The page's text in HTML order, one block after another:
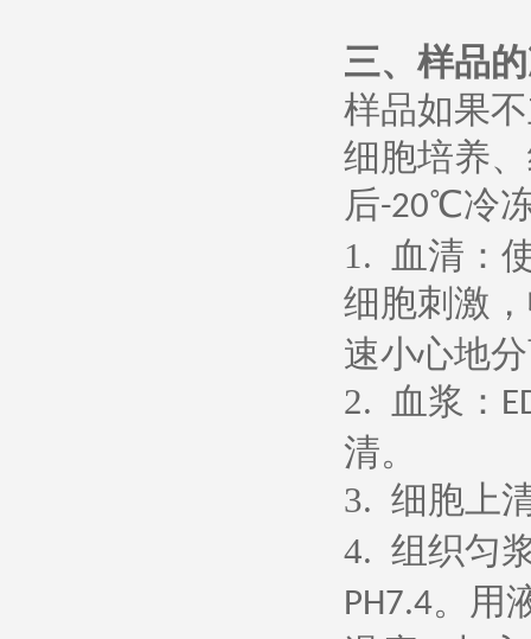
三、样品
样品如果
细胞培养
后-20℃冷
1.
血清：
细胞刺激
速小心地
2.
血浆：
清。
3. 细胞上
4. 组织匀
PH7.4。用